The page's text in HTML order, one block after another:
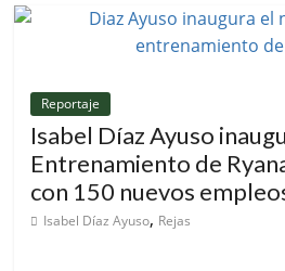
Reportaje
Isabel Díaz Ayuso
Entrenamiento de
con 150 nuevos
Isabel Díaz Ayuso, Rejas